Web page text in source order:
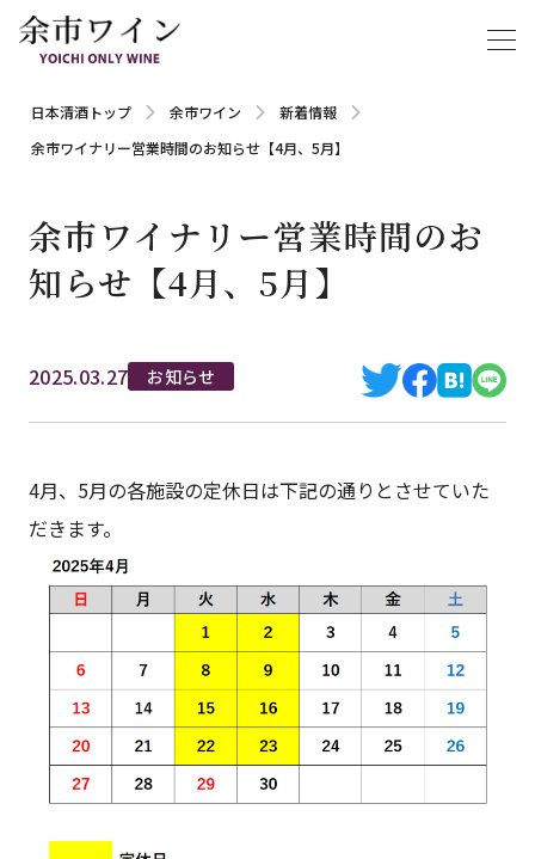
日本清酒トップ 余市ワイン
新着情報
余市ワイナリー営業時間のお知らせ【4月、5月】
余市ワイナリー営業時間のお
知らせ【4月、5月】
2025.03.27 お知らせ
4月、5月の各施設の定休日は下記の通りとさせていた
だきます。